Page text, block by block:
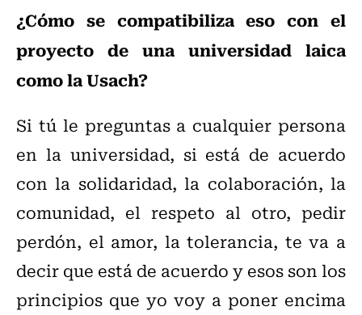
¿Cómo se compatibiliza eso con el
proyecto de una universidad laica
como la Usach?
Si tú le preguntas a cualquier persona
en la universidad, si está de acuerdo
con la solidaridad, la colaboración, la
comunidad, el respeto al otro, pedir
perdón, el amor, la tolerancia, te va a
decir que está de acuerdo y esos son los
principios que yo voy a poner encima